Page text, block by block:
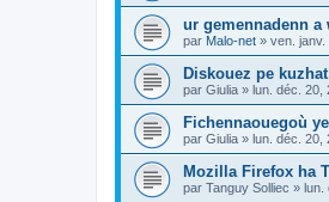
ur gemennadenn a
par Malo-net » ven. janv.
Diskouez pe
par Giulia » lun. déc. 20,
Fichennaouegoù
par Giulia » lun. déc. 20,
Mozilla Firefox ha
par Tanguy Solliec » lun.